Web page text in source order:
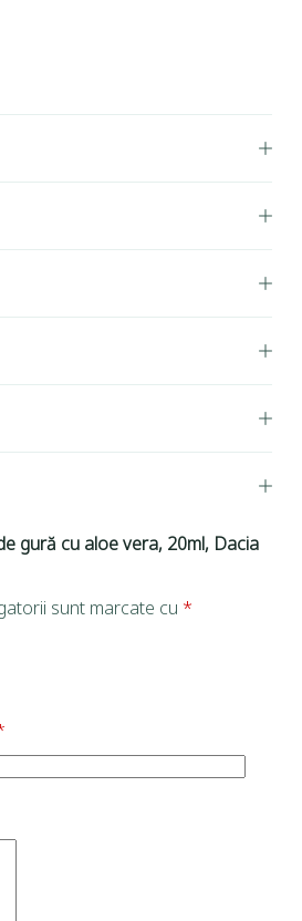
gură cu aloe vera, 20ml, Dacia
sunt marcate cu *